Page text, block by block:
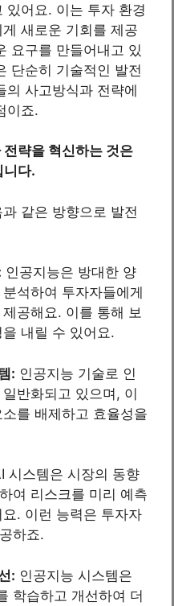
있어요. 이는 투자 환경
새로운 기회를 제공
요구를 만들어내고 있
단순히 기술적인 발전
의 사고방식과 전략에
이죠.
략을 혁신하는 것은
니다.
같은 방향으로 발전
인공지능은 방대한 양
석하여 투자자들에게
공해요. 이를 통해 보
내릴 수 있어요.
: 인공지능 기술로 인
반화되고 있으며, 이
를 배제하고 효율성을
시스템은 시장의 동향
여 리스크를 미리 예측
. 이런 능력은 투자자
하죠.
: 인공지능 시스템은
학습하고 개선하여 더